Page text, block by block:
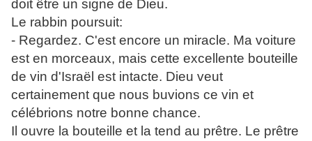
doit être un signe de Dieu.
Le rabbin poursuit:
- Regardez. C'est encore un miracle. Ma voiture
est en morceaux, mais cette excellente bouteille
de vin d'Israël est intacte. Dieu veut
certainement que nous buvions ce vin et
célébrions notre bonne chance.
Il ouvre la bouteille et la tend au prêtre. Le prêtre